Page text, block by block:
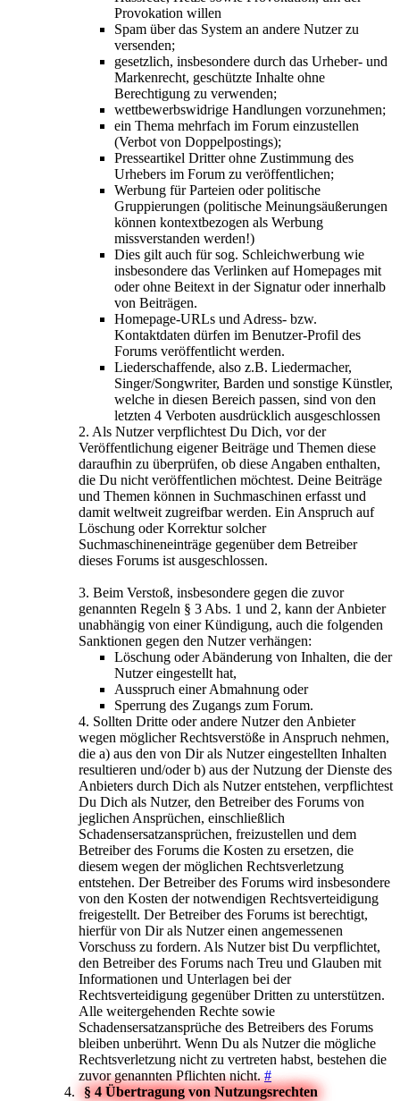
Provokation willen
Spam über das System an andere Nutzer zu
versenden;
gesetzlich, insbesondere durch das Urheber- und
Markenrecht, geschützte Inhalte ohne
Berechtigung zu verwenden;
wettbewerbswidrige Handlungen vorzunehmen;
ein Thema mehrfach im Forum einzustellen
(Verbot von Doppelpostings);
Presseartikel Dritter ohne Zustimmung des
Urhebers im Forum zu veröffentlichen;
Werbung für Parteien oder politische
Gruppierungen (politische Meinungsäußerungen
können kontextbezogen als Werbung
missverstanden werden!)
Dies gilt auch für sog. Schleichwerbung wie
insbesondere das Verlinken auf Homepages mit
oder ohne Beitext in der Signatur oder innerhalb
von Beiträgen.
Homepage-URLs und Adress- bzw.
Kontaktdaten dürfen im Benutzer-Profil des
Forums veröffentlicht werden.
Liederschaffende, also z.B. Liedermacher,
Singer/Songwriter, Barden und sonstige Künstler,
welche in diesen Bereich passen, sind von den
letzten 4 Verboten ausdrücklich ausgeschlossen
2. Als Nutzer verpflichtest Du Dich, vor der
Veröffentlichung eigener Beiträge und Themen diese
daraufhin zu überprüfen, ob diese Angaben enthalten,
die Du nicht veröffentlichen möchtest. Deine Beiträge
und Themen können in Suchmaschinen erfasst und
damit weltweit zugreifbar werden. Ein Anspruch auf
Löschung oder Korrektur solcher
Suchmaschineneinträge gegenüber dem Betreiber
dieses Forums ist ausgeschlossen.
3. Beim Verstoß, insbesondere gegen die zuvor
genannten Regeln § 3 Abs. 1 und 2, kann der Anbieter
unabhängig von einer Kündigung, auch die folgenden
Sanktionen gegen den Nutzer verhängen:
Löschung oder Abänderung von Inhalten, die der
Nutzer eingestellt hat,
Ausspruch einer Abmahnung oder
Sperrung des Zugangs zum Forum.
4. Sollten Dritte oder andere Nutzer den Anbieter
wegen möglicher Rechtsverstöße in Anspruch nehmen,
die a) aus den von Dir als Nutzer eingestellten Inhalten
resultieren und/oder b) aus der Nutzung der Dienste des
Anbieters durch Dich als Nutzer entstehen, verpflichtest
Du Dich als Nutzer, den Betreiber des Forums von
jeglichen Ansprüchen, einschließlich
Schadensersatzansprüchen, freizustellen und dem
Betreiber des Forums die Kosten zu ersetzen, die
diesem wegen der möglichen Rechtsverletzung
entstehen. Der Betreiber des Forums wird insbesondere
von den Kosten der notwendigen Rechtsverteidigung
freigestellt. Der Betreiber des Forums ist berechtigt,
hierfür von Dir als Nutzer einen angemessenen
Vorschuss zu fordern. Als Nutzer bist Du verpflichtet,
den Betreiber des Forums nach Treu und Glauben mit
Informationen und Unterlagen bei der
Rechtsverteidigung gegenüber Dritten zu unterstützen.
Alle weitergehenden Rechte sowie
Schadensersatzansprüche des Betreibers des Forums
bleiben unberührt. Wenn Du als Nutzer die mögliche
Rechtsverletzung nicht zu vertreten habst, bestehen die
zuvor genannten Pflichten nicht.#
§ 4 Übertragung von Nutzungsrechten